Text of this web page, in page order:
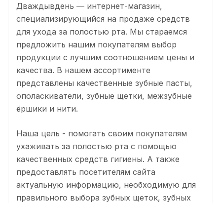
Дваждывдень — интернет-магазин,
специализирующийся на продаже средств
для ухода за полостью рта. Мы стараемся
предложить нашим покупателям выбор
продукции с лучшим соотношением цены и
качества. В нашем ассортименте
представлены качественные зубные пасты,
ополаскиватели, зубные щетки, межзубные
ёршики и нити.
Наша цель - помогать своим покупателям
ухаживать за полостью рта с помощью
качественных средств гигиены. А также
предоставлять посетителям сайта
актуальную информацию, необходимую для
правильного выбора зубных щеток, зубных